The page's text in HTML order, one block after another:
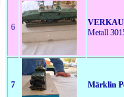
6
Metall
7 Märklin